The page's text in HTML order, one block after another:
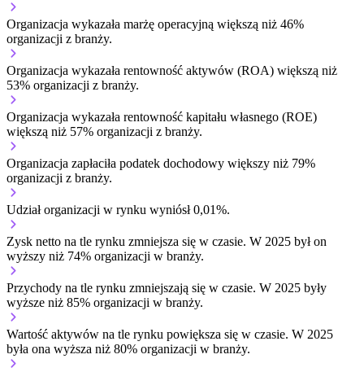
Organizacja wykazała marżę operacyjną większą niż 46%
organizacji z branży.
Organizacja wykazała rentowność aktywów (ROA) większą niż
53% organizacji z branży.
Organizacja wykazała rentowność kapitału własnego (ROE)
większą niż 57% organizacji z branży.
Organizacja zapłaciła podatek dochodowy większy niż 79%
organizacji z branży.
Udział organizacji w rynku wyniósł 0,01%.
Zysk netto na tle rynku zmniejsza się w czasie. W 2025 był on
wyższy niż 74% organizacji w branży.
Przychody na tle rynku zmniejszają się w czasie. W 2025 były
wyższe niż 85% organizacji w branży.
Wartość aktywów na tle rynku powiększa się w czasie. W 2025
była ona wyższa niż 80% organizacji w branży.